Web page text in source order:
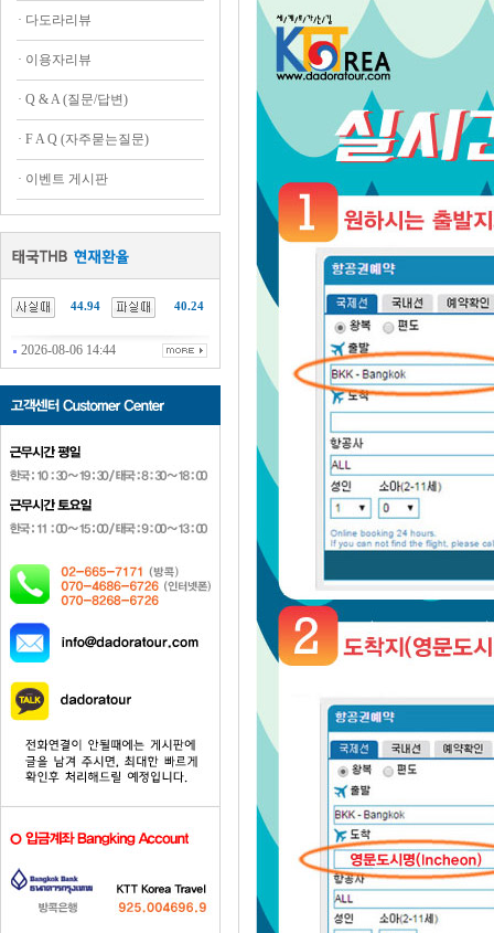
· 다도라리뷰
· 이용자리뷰
· Q & A (질문/답변)
· F A Q (자주묻는질문)
· 이벤트 게시판
44.94 40.24
2026-08-06 14:44